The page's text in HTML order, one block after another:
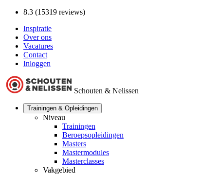
8.3 (15319 reviews)
Inspiratie
Over ons
Vacatures
Contact
Inloggen
Schouten & Nelissen
Trainingen & Opleidingen
Niveau
Trainingen
Beroepsopleidingen
Masters
Mastermodules
Masterclasses
Vakgebied